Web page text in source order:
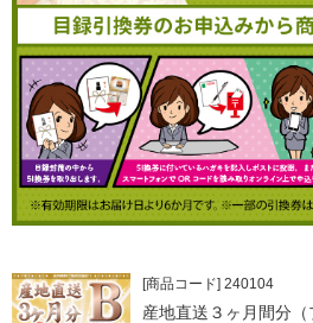
[商品コード] 240104
産地直送３ヶ月間分（